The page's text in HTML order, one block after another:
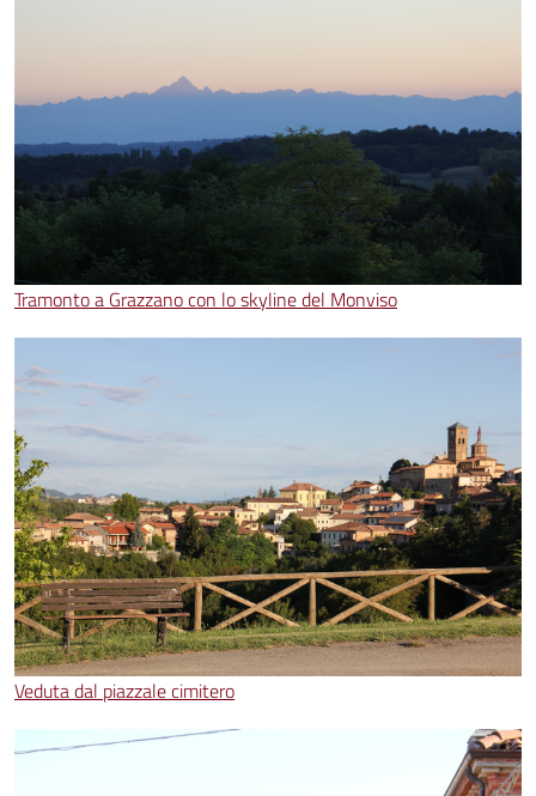
Tramonto a Grazzano con lo skyline del Monviso
Veduta dal piazzale cimitero